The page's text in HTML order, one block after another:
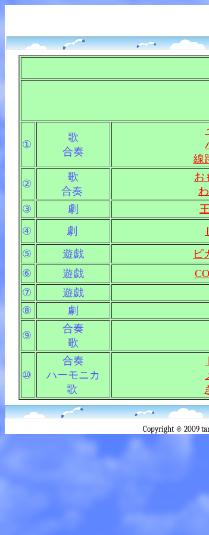
①
歌
合奏
線
②
歌
合奏
お
③ 劇
④
劇
⑤
遊戯 ピ
⑥
遊戯
⑦
遊戯
⑧
劇
⑨
合奏
歌
⑩
合奏
ハーモニカ
歌
Copyright © 2009